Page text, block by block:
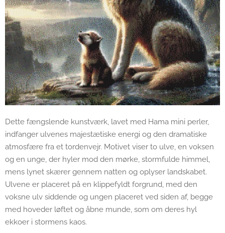
Dette fængslende kunstværk, lavet med Hama mini perler,
indfanger ulvenes majestætiske energi og den dramatiske
atmosfære fra et tordenvejr. Motivet viser to ulve, en voksen
og en unge, der hyler mod den mørke, stormfulde himmel,
mens lynet skærer gennem natten og oplyser landskabet.
Ulvene er placeret på en klippefyldt forgrund, med den
voksne ulv siddende og ungen placeret ved siden af, begge
med hoveder løftet og åbne munde, som om deres hyl
ekkoer i stormens kaos.